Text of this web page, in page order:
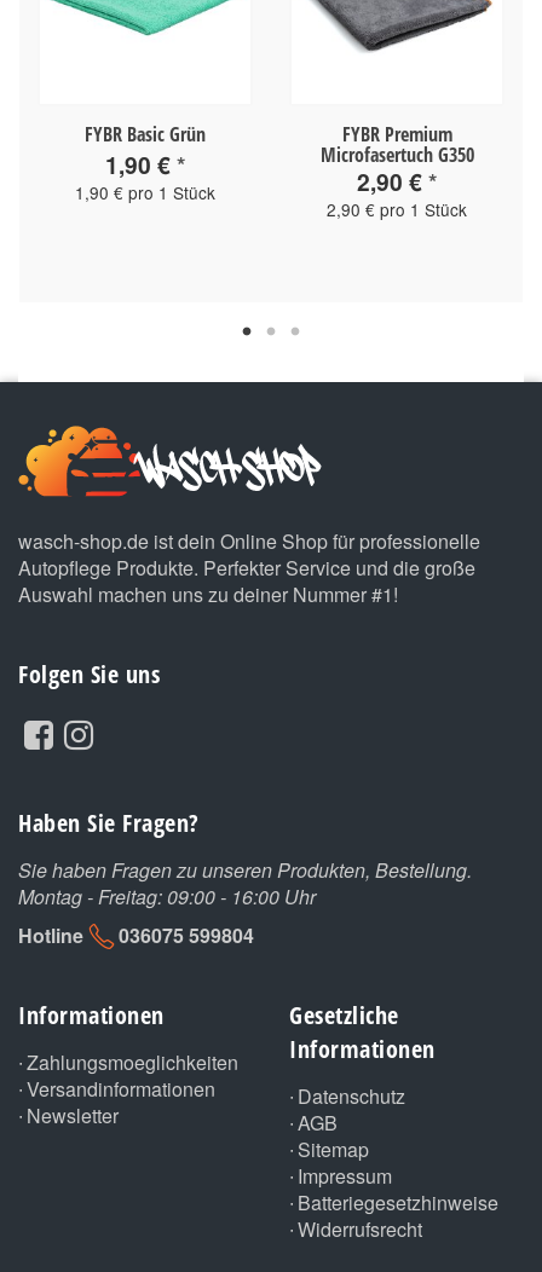
FYBR Basic Grün
1,90 €*
1,90 € pro 1 Stück
FYBR Premium
Microfasertuch G350
2,90 €*
2,90 € pro 1 Stück
wasch-shop.de ist dein Online Shop für professionelle
Autopflege Produkte. Perfekter Service und die große
Auswahl machen uns zu deiner Nummer #1!
Folgen Sie uns
Haben Sie Fragen?
Sie haben Fragen zu unseren Produkten, Bestellung.
Montag - Freitag: 09:00 - 16:00 Uhr
Hotline
036075 599804
Informationen
Zahlungsmoeglichkeiten
Versandinformationen
Newsletter
Gesetzliche
Informationen
Datenschutz
AGB
Sitemap
Impressum
Batteriegesetzhinweise
Widerrufsrecht